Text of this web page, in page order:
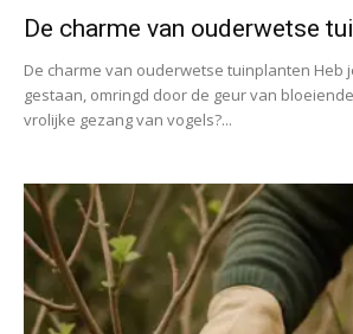
De charme van ouderwetse
De charme van ouderwetse tuinplanten Heb
gestaan, omringd door de geur van
vrolijke gezang van vogels?...